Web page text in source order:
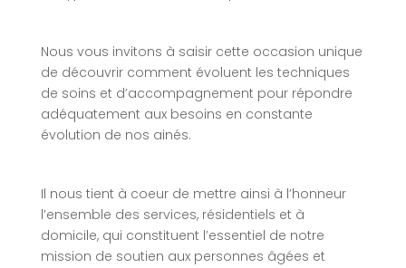
Nous vous invitons à saisir cette occasion unique
de découvrir comment évoluent les techniques
de soins et d’accompagnement pour répondre
adéquatement aux besoins en constante
évolution de nos ainés.
Il nous tient à coeur de mettre ainsi à l’honneur
l’ensemble des services, résidentiels et à
domicile, qui constituent l’essentiel de notre
mission de soutien aux personnes âgées et